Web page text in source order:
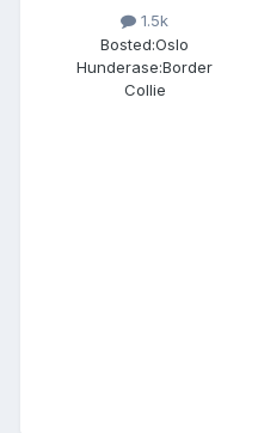
1.5k
Bosted:Oslo
Hunderase:Border
Collie